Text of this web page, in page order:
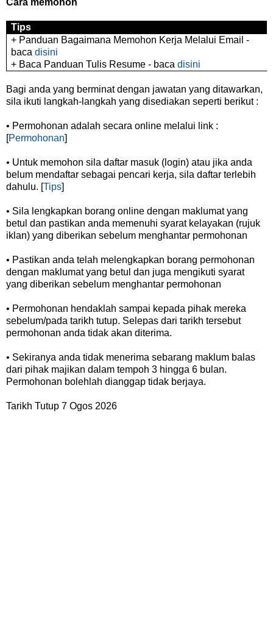
Tips
+ Panduan Bagaimana Memohon Kerja Melalui Email -
bacadisini
+ Baca Panduan Tulis Resume - bacadisini
Bagi anda yang berminat dengan jawatan yang ditawarkan,
sila ikuti langkah-langkah yang disediakan seperti berikut :
• Permohonan adalah secara online melalui link :
[Permohonan]
• Untuk memohon sila daftar masuk (login) atau jika anda
belum mendaftar sebagai pencari kerja, sila daftar terlebih
dahulu. [Tips]
• Sila lengkapkan borang online dengan maklumat yang
betul dan pastikan anda memenuhi syarat kelayakan (rujuk
iklan) yang diberikan sebelum menghantar permohonan
• Pastikan anda telah melengkapkan borang permohonan
dengan maklumat yang betul dan juga mengikuti syarat
yang diberikan sebelum menghantar permohonan
• Permohonan hendaklah sampai kepada pihak mereka
sebelum/pada tarikh tutup. Selepas dari tarikh tersebut
permohonan anda tidak akan diterima.
• Sekiranya anda tidak menerima sebarang maklum balas
dari pihak majikan dalam tempoh 3 hingga 6 bulan.
Permohonan bolehlah dianggap tidak berjaya.
Tarikh Tutup 7 Ogos 2026